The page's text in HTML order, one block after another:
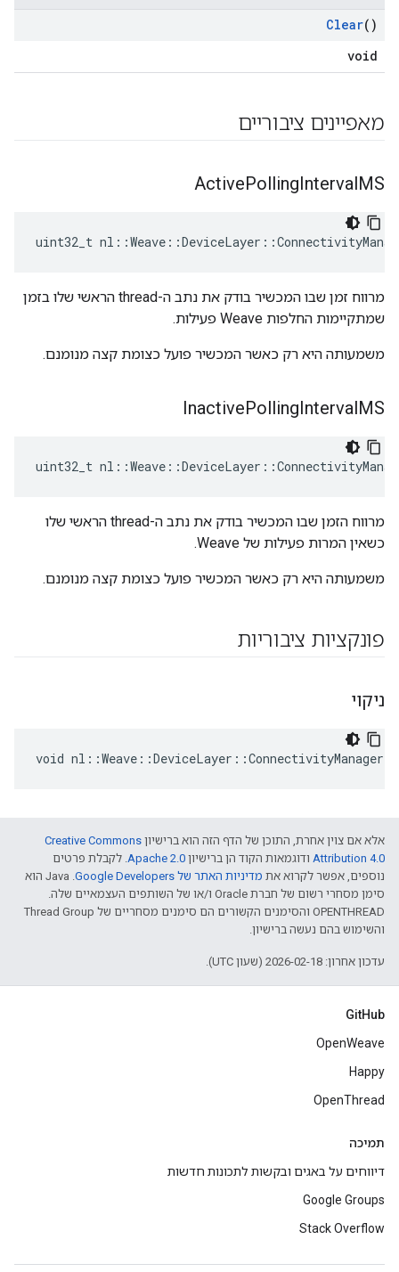
Clear()
void
מאפיינים ציבוריים
ActivePollingIntervalMS
uint32_t
מרווח זמן שבו המכשיר בודק את נתב ה-thread הראשי שלו בזמן
שמתקיימות החלפות Weave פעילות.
משמעותה היא רק כאשר המכשיר פועל כצומת קצה מנומנם.
InactivePollingIntervalMS
uint32_t
מרווח הזמן שבו המכשיר בודק את נתב ה-thread הראשי שלו
כשאין המרות פעילות של Weave.
משמעותה היא רק כאשר המכשיר פועל כצומת קצה מנומנם.
פונקציות ציבוריות
ניקוי
void
אלא אם צוין אחרת, התוכן של הדף הזה הוא ברישיון Creative Commons
Attribution 4.0‏ ודוגמאות הקוד הן ברישיון Apache 2.0‏. לקבלת פרטים
נוספים, אפשר לקרוא את מדיניות האתר של Google Developers‏
.‏ Java הוא
סימן מסחרי רשום של חברת Oracle ו/או של השותפים העצמאיים שלה.
‫OPENTHREAD והסימנים הקשורים הם סימנים מסחריים של Thread Group
והשימוש בהם נעשה ברישיון.
עדכון אחרון: 2026-02-18 (שעון UTC).
GitHub
OpenWeave
Happy
OpenThread
תמיכה
דיווחים על באגים ובקשות לתכונות חדשות
Google Groups
Stack Overflow